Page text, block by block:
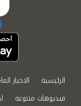
الرئيسية الاخبار
فيديوهات متنوعة